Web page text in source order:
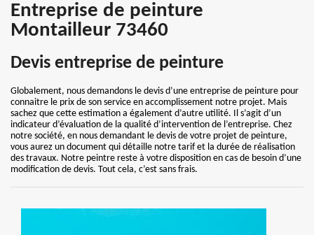
Entreprise de peinture
Montailleur 73460
Devis entreprise de peinture
Globalement, nous demandons le devis d’une entreprise de peinture pour
connaitre le prix de son service en accomplissement notre projet. Mais
sachez que cette estimation a également d’autre utilité. Il s’agit d’un
indicateur d’évaluation de la qualité d’intervention de l’entreprise. Chez
notre société, en nous demandant le devis de votre projet de peinture,
vous aurez un document qui détaille notre tarif et la durée de réalisation
des travaux. Notre peintre reste à votre disposition en cas de besoin d’une
modification de devis. Tout cela, c’est sans frais.